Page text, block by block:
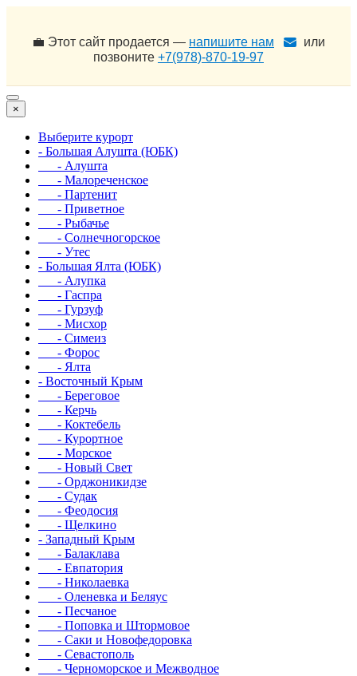
💼 Этот сайт продается — напишите нам
или
позвоните +7(978)-870-19-97
×
Выберите курорт
- Большая Алушта (ЮБК)
- Алушта
- Малореченское
- Партенит
- Приветное
- Рыбачье
- Солнечногорское
- Утес
- Большая Ялта (ЮБК)
- Алупка
- Гаспра
- Гурзуф
- Мисхор
- Симеиз
- Форос
- Ялта
- Восточный Крым
- Береговое
- Керчь
- Коктебель
- Курортное
- Морское
- Новый Свет
- Орджоникидзе
- Судак
- Феодосия
- Щелкино
- Западный Крым
- Балаклава
- Евпатория
- Николаевка
- Оленевка и Беляус
- Песчаное
- Поповка и Штормовое
- Саки и Новофедоровка
- Севастополь
- Черноморское и Межводное